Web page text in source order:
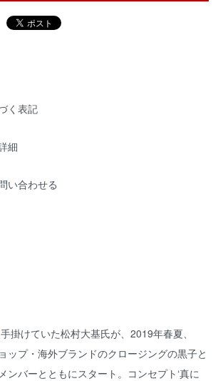
く表記
細
い合わせる
掛けていた松村大基氏が、2019年春夏、
ップ・海外ブランドのクロージングの黒子と
ンバーとともにスタート。コンセプト‘真に